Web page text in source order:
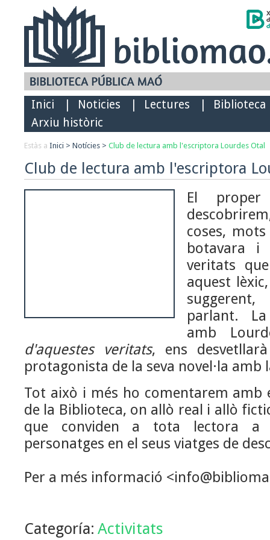
Inici Noticies Lectures
Biblioteca
Arxiu històric
Estàs a Inici > Notícies > Club de lectura amb l'escriptora Lourdes Otal
Club de lectura amb l'escriptora
El
coses,
botavara
veritats
aquest
parlant.
amb
d'aquestes veritats, ens
protagonista de la seva novel·la
Tot això i més ho comentarem amb
de la Biblioteca, on allò real i allò
que conviden a tota lectora a
personatges en el seus viatges de
Per a més informació
Categoría: Activitats